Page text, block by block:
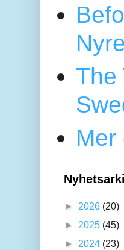
The
► 2026 (20)
► 2025 (45)
► 2024 (23)